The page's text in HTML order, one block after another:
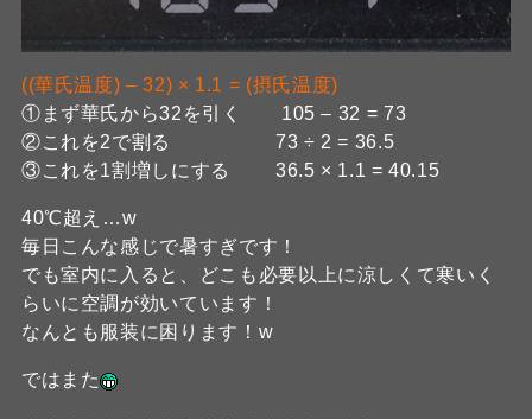
((華氏温度) – 32) × 1.1 = (摂氏温度)
①まず華氏から32を引く 105 – 32 = 73
②これを2で割る 73 ÷ 2 = 36.5
③これを1割増しにする 36.5 × 1.1 = 40.15
40℃超え…w
毎日こんな感じで暑すぎです！
でも室内に入ると、どこも必要以上に涼しくて寒いく
らいに空調が効いています！
なんとも服装に困ります！w
ではまた